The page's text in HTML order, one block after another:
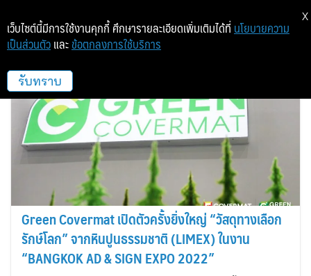
โคเวอร์แมท
Green Covermat เปิดตัวครั้งยิ่งใหญ่ “วัสดุทางเลือก
รักษ์โลก” จากหินปูนธรรมชาติ (LIMEX) ในงาน
“BANGKOK AD & SIGN EXPO 2022”
เว็บไซต์นี้มีการใช้งานคุกกี้ ศึกษารายละเอียดเพิ่มเติมได้ที่ นโยบายความ
เป็นส่วนตัว และ ข้อตกลงการใช้บริการ
รับทราบ
X